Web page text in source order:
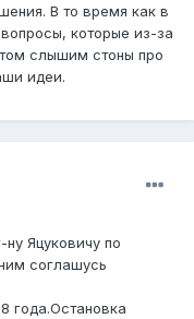
В то время как в
которые из-за
слышим стоны про
идеи.
Яцуковичу по
соглашусь
года.Остановка